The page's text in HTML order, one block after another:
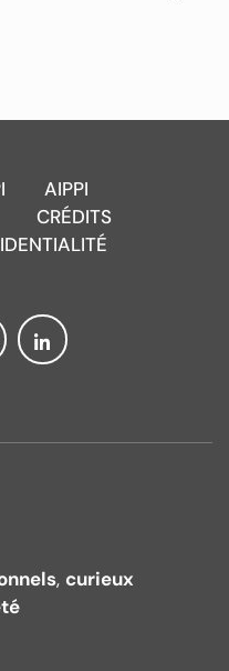
AIPPI
CRÉDITS
, curieux